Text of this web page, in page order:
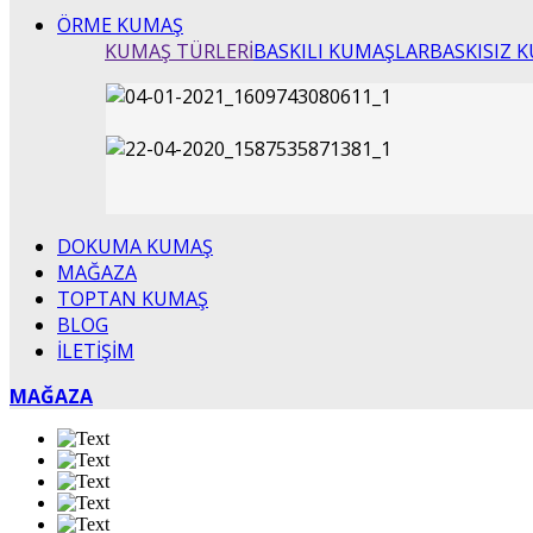
ÖRME KUMAŞ
KUMAŞ TÜRLERİBASKILI KUMAŞLARBASKISIZ
DOKUMA KUMAŞ
MAĞAZA
TOPTAN KUMAŞ
BLOG
İLETİŞİM
MAĞAZA